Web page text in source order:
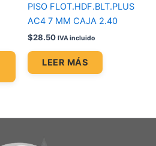
PISO FLOT.HDF.BLT.PLUS
AC4 7 MM CAJA 2.40
$28.50 IVA incluido
LEER MÁS